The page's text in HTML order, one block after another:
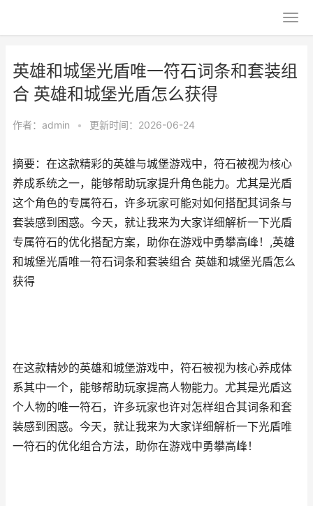
英雄和城堡光盾唯一符石词条和套装组
合 英雄和城堡光盾怎么获得
作者： admin • 更新时间：2026-06-24
摘要：在这款精彩的英雄与城堡游戏中，符石被视为核心
养成系统之一，能够帮助玩家提升角色能力。尤其是光盾
这个角色的专属符石，许多玩家可能对如何搭配其词条与
套装感到困惑。今天，就让我来为大家详细解析一下光盾
专属符石的优化搭配方案，助你在游戏中勇攀高峰！,英雄
和城堡光盾唯一符石词条和套装组合 英雄和城堡光盾怎么
获得
在这款精妙的英雄和城堡游戏中，符石被视为核心养成体
系其中一个，能够帮助玩家提高人物能力。尤其是光盾这
个人物的唯一符石，许多玩家也许对怎样组合其词条和套
装感到困惑。今天，就让我来为大家详细解析一下光盾唯
一符石的优化组合方法，助你在游戏中勇攀高峰！